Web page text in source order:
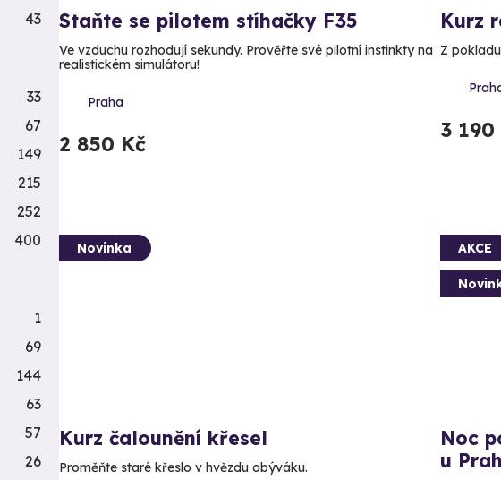
Staňte se pilotem stíhačky F35
Ve vzduchu rozhodují sekundy. Prověřte své pilotní instinkty na
realistickém simulátoru!
Praha
2 850 Kč
Kurz
Z
3 190
Novinka
Kurz čalounění křesel
Proměňte staré křeslo v hvězdu obýváku.
AKCE
Noc
u
43
33
67
149
215
252
400
1
69
144
63
57
26